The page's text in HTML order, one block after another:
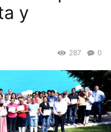
y
0
287